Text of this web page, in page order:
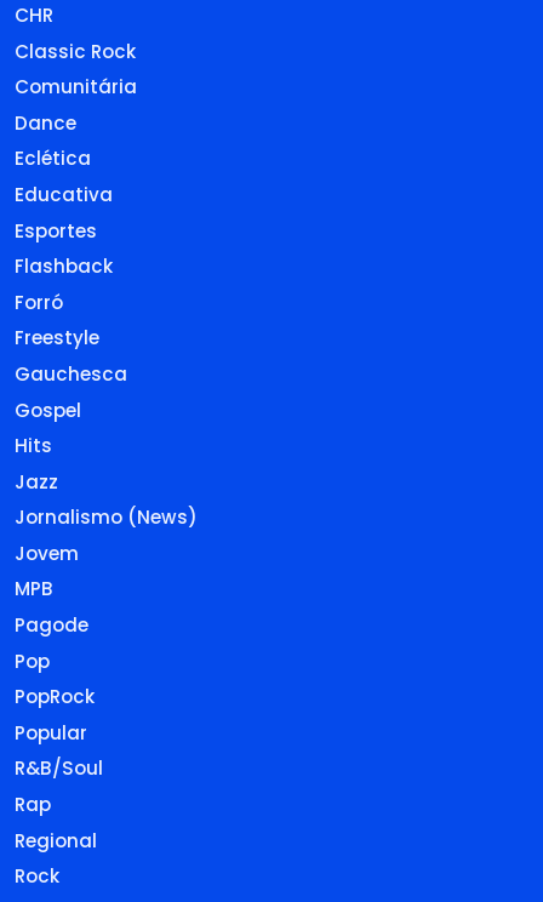
CHR
Classic Rock
Comunitária
Dance
Eclética
Educativa
Esportes
Flashback
Forró
Freestyle
Gauchesca
Gospel
Hits
Jazz
Jornalismo (News)
Jovem
MPB
Pagode
Pop
PopRock
Popular
R&B/Soul
Rap
Regional
Rock